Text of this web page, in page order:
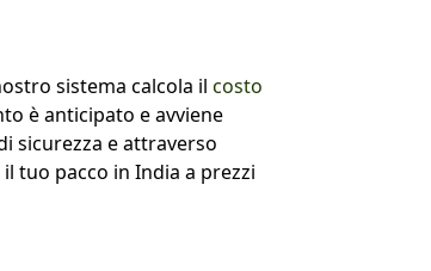
sistema calcola il costo
è anticipato e avviene
sicurezza e attraverso
tuo pacco in India a prezzi